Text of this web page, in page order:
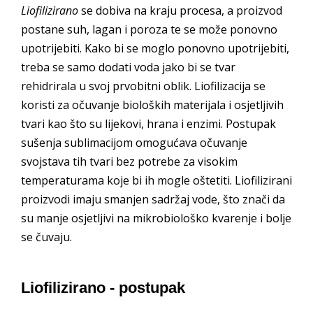
Liofiliziranose dobiva na kraju procesa, a proizvod
postane suh, lagan i poroza te se može ponovno
upotrijebiti. Kako bi se moglo ponovno upotrijebiti,
treba se samo dodati voda jako bi se tvar
rehidrirala u svoj prvobitni oblik. Liofilizacija se
koristi za očuvanje bioloških materijala i osjetljivih
tvari kao što su lijekovi, hrana i enzimi. Postupak
sušenja sublimacijom omogućava očuvanje
svojstava tih tvari bez potrebe za visokim
temperaturama koje bi ih mogle oštetiti. Liofilizirani
proizvodi imaju smanjen sadržaj vode, što znači da
su manje osjetljivi na mikrobiološko kvarenje i bolje
se čuvaju.
Liofilizirano - postupak